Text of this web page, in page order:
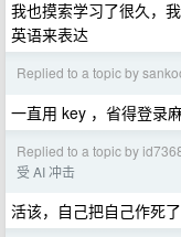
我也摸索学习了很久，
英语来表达
Replied to a topic by
一直用 key ，省得登录
Replied to a topic by
受 AI 冲击
活该，自己把自己作死了